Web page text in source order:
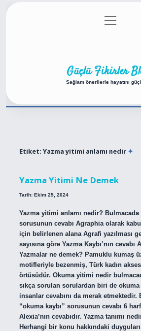
Gizlilik Politikası
menüyü
aç
Güçlü Fikirler
Sağlam önerilerle hayatını
Etiket: Yazma yitimi anlamı nedir
Yazma Yitimi Ne Demek
Tarih: Ekim 25, 2024
Yazma yitimi anlamı nedir? Bulmacada
sorusunun cevabı Agraphia olarak
için belirlenen alana Agrafi yazılması
sayısına göre Yazma Kaybı’nın
Yazmalar ne demek? Pamuklu kumaş
motifleriyle bezenmiş, Türk kadın
örtüsüdür. Okuma yitimi nedir
sıkça sorulan sorulardan biri de okuma
insanlar cevabını da merak etmektedir.
“okuma kaybı” sorusunun cevabı 6
Alexia’nın cevabıdır. Yazma tanımı
Herhangi bir konu hakkındaki